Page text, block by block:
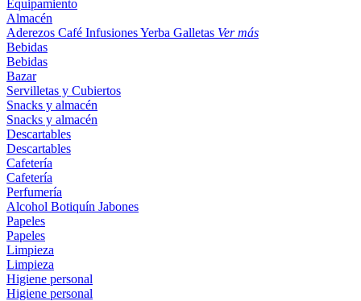
Equipamiento
Almacén
Aderezos Café InfusionesYerba Galletas Ver más
Bebidas
Bebidas
Bazar
Servilletas y Cubiertos
Snacks y almacén
Snacks y almacén
Descartables
Descartables
Cafetería
Cafetería
Perfumería
Alcohol Botiquín Jabones
Papeles
Papeles
Limpieza
Limpieza
Higiene personal
Higiene personal